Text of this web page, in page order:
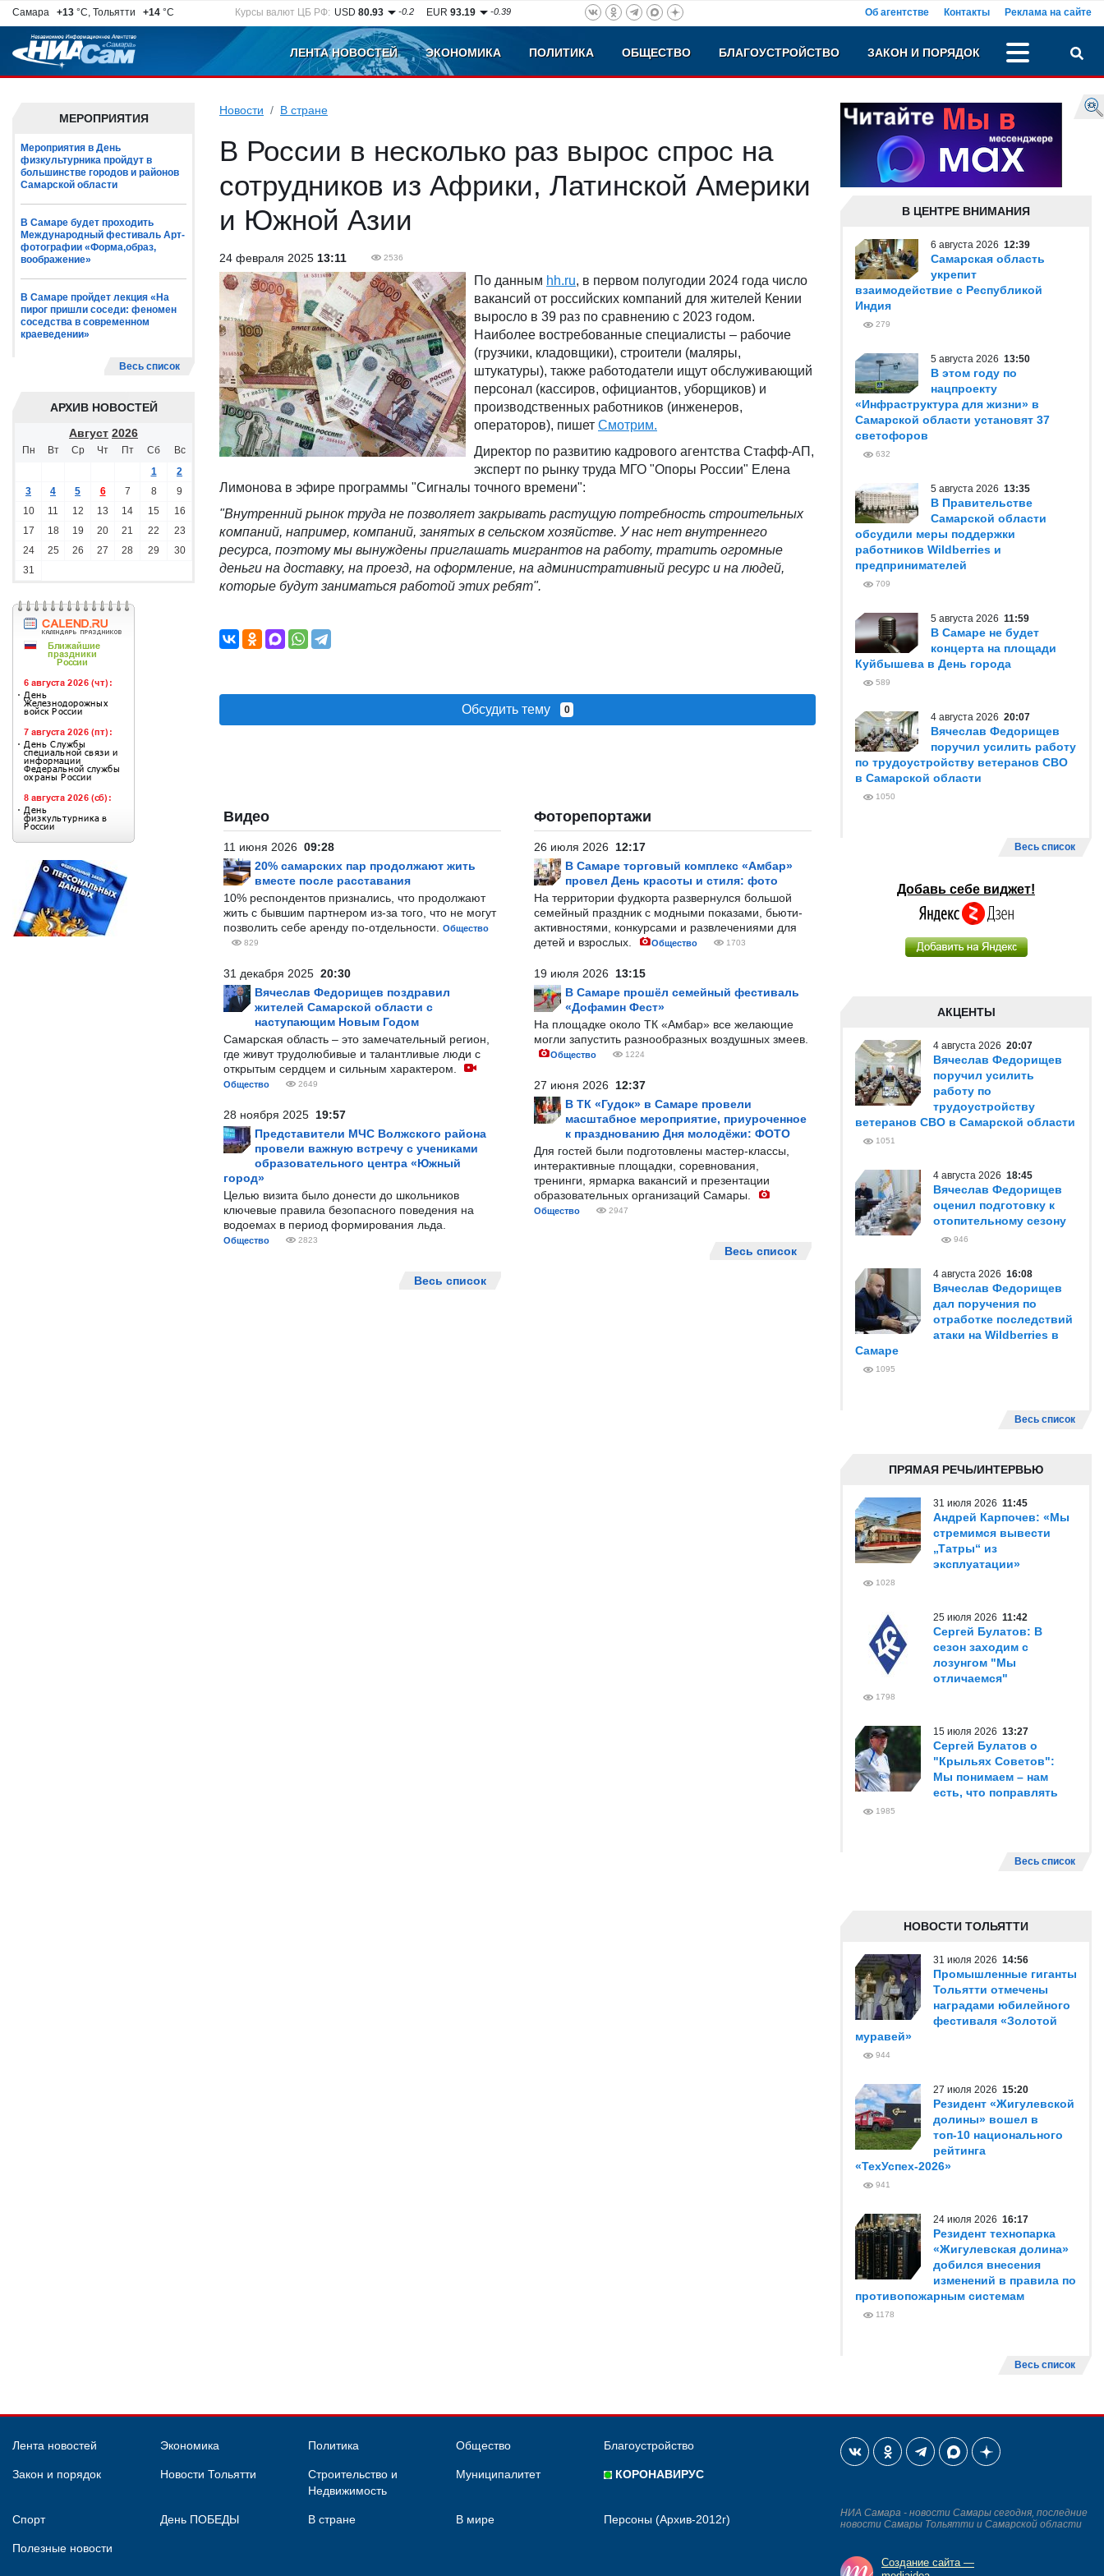
Самара +13 °C, Тольятти +14 °C Курсы валют ЦБ РФ: USD80.93 -0.2 EUR93.19 -0.39 Об агентстве Контакты Реклама на сайте
ЛЕНТА НОВОСТЕЙ ЭКОНОМИКА ПОЛИТИКА ОБЩЕСТВО БЛАГОУСТРОЙСТВО ЗАКОН И ПОРЯДОК
МЕРОПРИЯТИЯ
Мероприятия в День
физкультурника пройдут в
большинстве городов и районов
Самарской области
В Самаре будет проходить
Международный фестиваль Арт-
фотографии «Форма,образ,
воображение»
В Самаре пройдет лекция «На
пирог пришли соседи: феномен
соседства в современном
краеведении»
Весь список
АРХИВ НОВОСТЕЙ
Август 2026
Пн Вт Ср Чт Пт Сб
Вс
1
2
3
4 5 6 7 8
9
10
11 12 13 14 15
16
17
18 19 20 21 22
23
24
25 26 27 28 29
30
31
Новости В стране
В России в несколько раз вырос спрос на
сотрудников из Африки, Латинской Америки
и Южной Азии
24 февраля 2025 13:11 2536
По данным hh.ru, в первом полугодии 2024 года число
вакансий от российских компаний для жителей Кении
выросло в 39 раз по сравнению с 2023 годом.
Наиболее востребованные специалисты – рабочие
(грузчики, кладовщики), строители (маляры,
штукатуры), также работодатели ищут обслуживающий
персонал (кассиров, официантов, уборщиков) и
производственных работников (инженеров,
операторов), пишет Смотрим.
Директор по развитию кадрового агентства Стафф-АП,
эксперт по рынку труда МГО "Опоры России" Елена
Лимонова в эфире программы "Сигналы точного времени":
"Внутренний рынок труда не позволяет закрывать растущую потребность строительных
компаний, например, компаний, занятых в сельском хозяйстве. У нас нет внутреннего
ресурса, поэтому мы вынуждены приглашать мигрантов на работу, тратить огромные
деньги на доставку, на проезд, на оформление, на административный ресурс и на людей,
которые будут заниматься работой этих ребят".
Обсудить тему 0
Видео
11 июня 2026 09:28
20% самарских пар продолжают жить
вместе после расставания
10% респондентов признались, что продолжают
жить с бывшим партнером из-за того, что не могут
позволить себе аренду по-отдельности.
Общество
829
31 декабря 2025 20:30
Вячеслав Федорищев поздравил
жителей Самарской области с
наступающим Новым Годом
Самарская область – это замечательный регион,
где живут трудолюбивые и талантливые люди с
открытым сердцем и сильным характером.
Общество 2649
28 ноября 2025 19:57
Представители МЧС Волжского района
провели важную встречу с учениками
образовательного центра «Южный
город»
Целью визита было донести до школьников
ключевые правила безопасного поведения на
водоемах в период формирования льда.
Общество 2823
Весь список
Фоторепортажи
26 июля 2026 12:17
В Самаре торговый комплекс «Амбар»
провел День красоты и стиля: фото
На территории фудкорта развернулся большой
семейный праздник с модными показами, бьюти-
активностями, конкурсами и развлечениями для
детей и взрослых.
Общество 1703
19 июля 2026 13:15
В Самаре прошёл семейный фестиваль
«Дофамин Фест»
На площадке около ТК «Амбар» все желающие
могли запустить разнообразных воздушных змеев.
Общество 1224
27 июня 2026 12:37
В ТК «Гудок» в Самаре провели
масштабное мероприятие, приуроченное
к празднованию Дня молодёжи: ФОТО
Для гостей были подготовлены мастер-классы,
интерактивные площадки, соревнования,
тренинги, ярмарка вакансий и презентации
образовательных организаций Самары.
Общество 2947
Весь список
В ЦЕНТРЕ ВНИМАНИЯ
6 августа 2026 12:39
Самарская область
укрепит
взаимодействие с Республикой
Индия
279
5 августа 2026 13:50
В этом году по
нацпроекту
«Инфраструктура для жизни» в
Самарской области установят 37
светофоров
632
5 августа 2026 13:35
В Правительстве
Самарской области
обсудили меры поддержки
работников Wildberries и
предпринимателей
709
5 августа 2026 11:59
В Самаре не будет
концерта на площади
Куйбышева в День города
589
4 августа 2026 20:07
Вячеслав Федорищев
поручил усилить работу
по трудоустройству ветеранов СВО
в Самарской области
1050
Весь список
Добавь себе виджет!
АКЦЕНТЫ
4 августа 2026 20:07
Вячеслав Федорищев
поручил усилить
работу по
трудоустройству
ветеранов СВО в Самарской области
1051
4 августа 2026 18:45
Вячеслав Федорищев
оценил подготовку к
отопительному сезону
946
4 августа 2026 16:08
Вячеслав Федорищев
дал поручения по
отработке последствий
атаки на Wildberries в
Самаре
1095
Весь список
ПРЯМАЯ РЕЧЬ/ИНТЕРВЬЮ
31 июля 2026 11:45
Андрей Карпочев: «Мы
стремимся вывести
„Татры“ из
эксплуатации»
1028
25 июля 2026 11:42
Сергей Булатов: В
сезон заходим с
лозунгом "Мы
отличаемся"
1798
15 июля 2026 13:27
Сергей Булатов о
"Крыльях Советов":
Мы понимаем – нам
есть, что поправлять
1985
Весь список
НОВОСТИ ТОЛЬЯТТИ
31 июля 2026 14:56
Промышленные гиганты
Тольятти отмечены
наградами юбилейного
фестиваля «Золотой
муравей»
944
27 июля 2026 15:20
Резидент «Жигулевской
долины» вошел в
топ-10 национального
рейтинга
«ТехУспех-2026»
941
24 июля 2026 16:17
Резидент технопарка
«Жигулевская долина»
добился внесения
изменений в правила по
противопожарным системам
1178
Весь список
Лента новостей Экономика Политика Общество Благоустройство
Закон и порядок Новости Тольятти
Строительство и
Недвижимость
Муниципалитет КОРОНАВИРУС
Спорт День ПОБЕДЫ В стране В мире Персоны (Архив-2012г)
Полезные новости
НИА Самара - новости Самары сегодня, последние
новости Самары Тольятти и Самарской области
Создание сайта —